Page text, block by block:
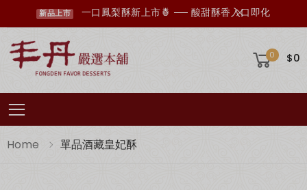
新品上市 一口鳳梨酥新上市🍍 ── 酸甜酥香入口即化
0 $0
Toggle mobile menu
Home 單品酒藏皇妃酥